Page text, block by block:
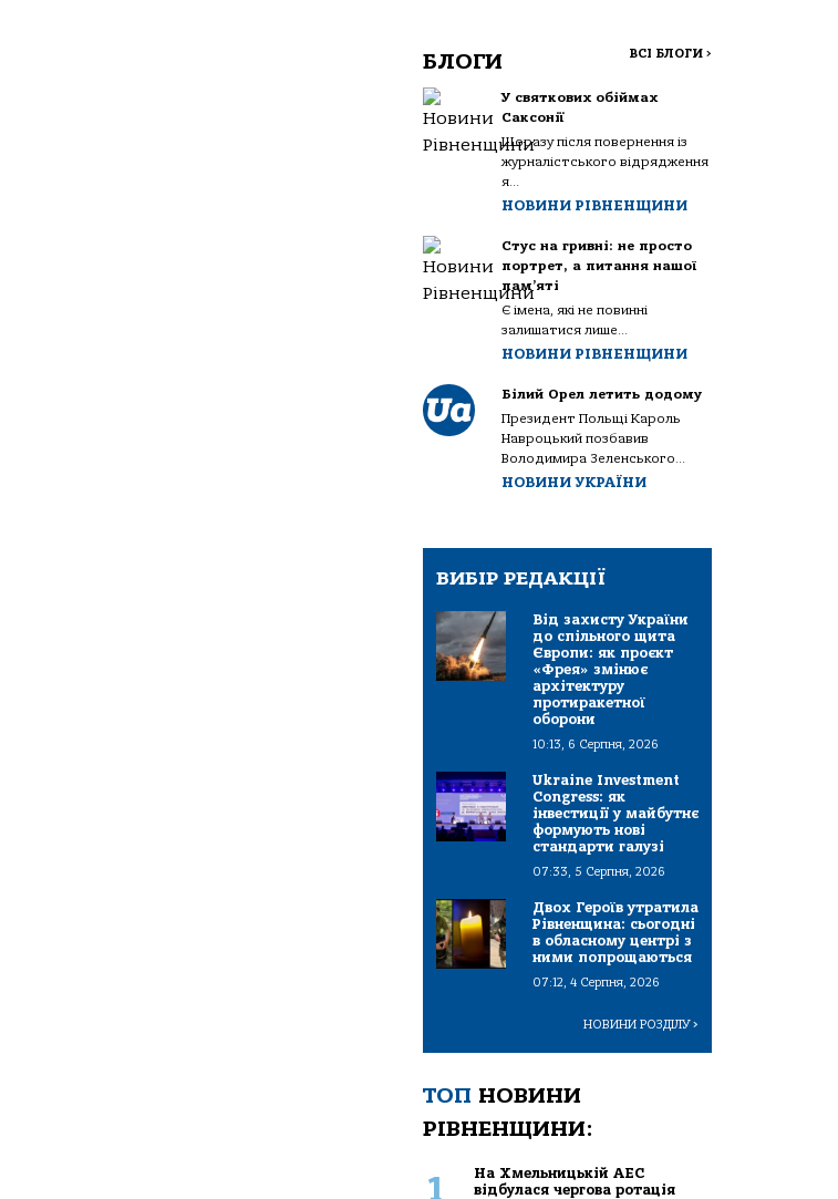
БЛОГИ ВСІ БЛОГИ >
У святкових обіймах
Саксонії
Щоразу після повернення із
журналістського відрядження
я...
НОВИНИ РІВНЕНЩИНИ
Стус на гривні: не просто
портрет, а питання нашої
пам’яті
Є імена, які не повинні
залишатися лише...
НОВИНИ РІВНЕНЩИНИ
Білий Орел летить додому
Президент Польщі Кароль
Навроцький позбавив
Володимира Зеленського...
НОВИНИ УКРАЇНИ
ВИБІР РЕДАКЦІЇ
Від захисту України
до спільного щита
Європи: як проєкт
«Фрея» змінює
архітектуру
протиракетної
оборони
10:13, 6 Серпня, 2026
Ukraine Investment
Congress: як
інвестиції у майбутнє
формують нові
стандарти галузі
07:33, 5 Серпня, 2026
Двох Героїв утратила
Рівненщина: сьогодні
в обласному центрі з
ними попрощаються
07:12, 4 Серпня, 2026
НОВИНИ РОЗДІЛУ>
ТОП НОВИНИ
РІВНЕНЩИНИ:
1
На Хмельницькій АЕС
відбулася чергова ротація